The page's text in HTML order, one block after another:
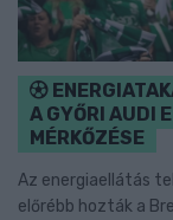
A GYŐRI AUDI
MÉRKŐZÉSE
Az energiaellátás
előrébb hozták a